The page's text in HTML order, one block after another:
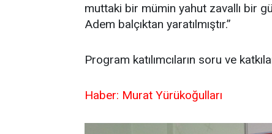
muttaki bir mümin yahut zavallı bir
Adem balçıktan yaratılmıştır.’’
Program katılımcıların soru ve
Haber: Murat Yürükoğulları